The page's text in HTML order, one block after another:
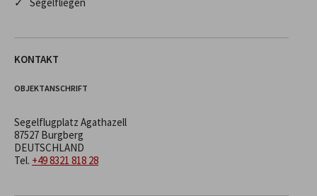
KONTAKT
OBJEKTANSCHRIFT
Segelflugplatz Agathazell
87527 Burgberg
DEUTSCHLAND
Tel. +49 8321 818 28